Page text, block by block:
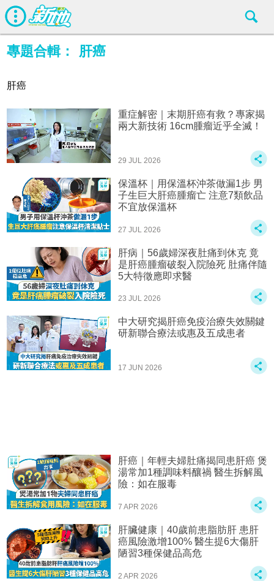
專題合輯： 肝癌
肝癌
重症解密｜末期肝癌有救？專家揭
兩大新技術 16cm腫瘤近乎全滅！
29 JUL 2026
保溫杯｜用保溫杯沖茶做漏1步 男
子生巨大肝癌腫瘤亡 注意7類飲品
不宜放保溫杯
27 JUL 2026
肝病｜56歲婦深夜肚痛到休克 竟
是肝癌腫瘤破裂入院險死 肚痛伴隨
5大特徵應即求醫
23 JUL 2026
中大研究揭肝癌免疫治療失效關鍵
研新聯合療法或惠及五成患者
17 JUN 2026
肝癌｜年輕夫婦肚痛揭同患肝癌 煲
湯常加1種調味料釀禍 醫生拆解風
險：如在服毒
7 APR 2026
肝臟健康｜40歲前患脂肪肝 患肝
癌風險激增100% 醫生提6大傷肝
陋習3種保健品高危
2 APR 2026